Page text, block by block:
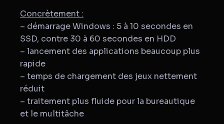
Concrètement :
– démarrage Windows : 5 à 10 secondes en
SSD, contre 30 à 60 secondes en HDD
– lancement des applications beaucoup plus
rapide
– temps de chargement des jeux nettement
réduit
– traitement plus fluide pour la bureautique
et le multitâche